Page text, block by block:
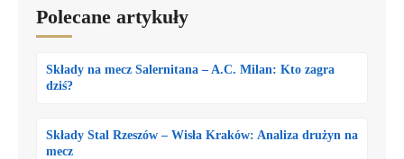
Polecane artykuły
Składy na mecz Salernitana – A.C. Milan: Kto zagra
dziś?
Składy Stal Rzeszów – Wisła Kraków: Analiza drużyn na
mecz